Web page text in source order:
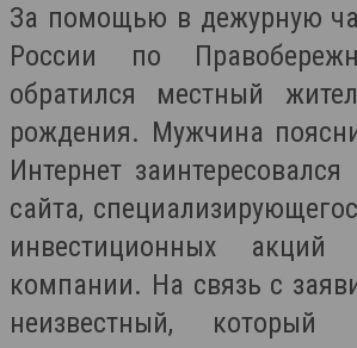
За помощью в дежурную
России по
обратился местный
рождения. Мужчина
Интернет
сайта,
инвестиционных акций
компании. На связь с
неизвестный, который